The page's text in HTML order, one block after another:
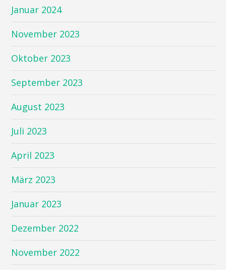
Januar 2024
November 2023
Oktober 2023
September 2023
August 2023
Juli 2023
April 2023
März 2023
Januar 2023
Dezember 2022
November 2022